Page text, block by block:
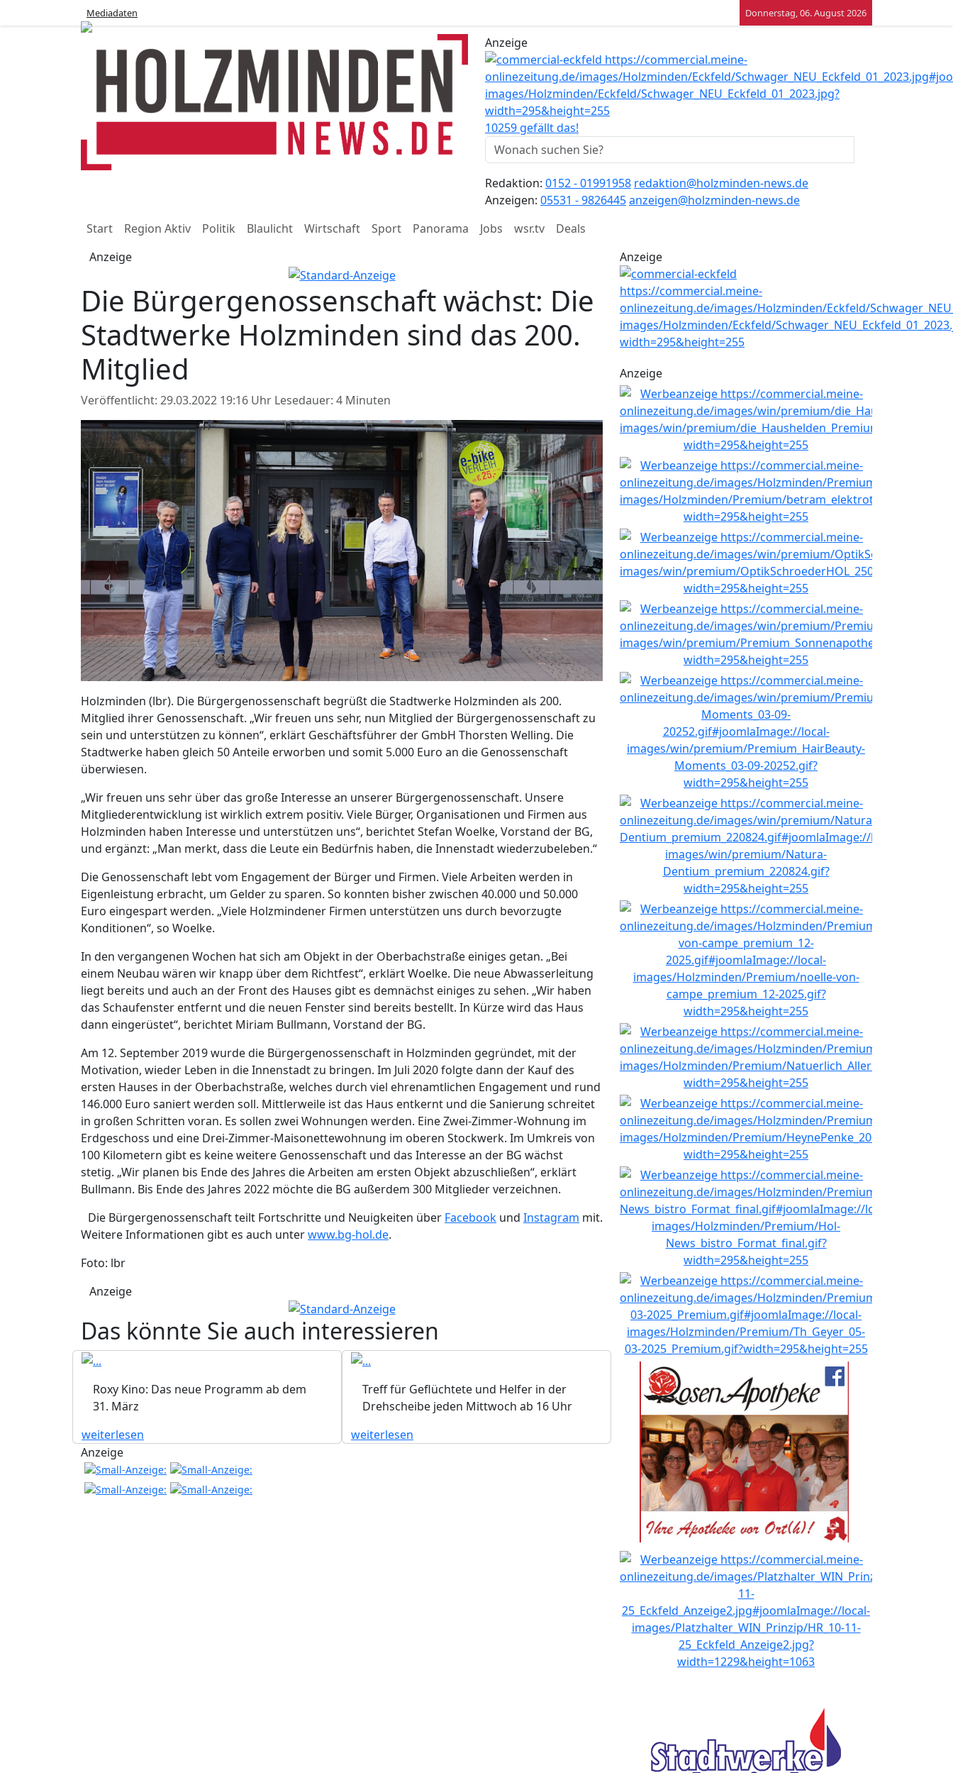
Donnerstag, 06. August 2026
Mediadaten
Anzeige
Anzeige
10259 gefällt das!
Redaktion: 0152 - 01991958 redaktion@holzminden-news.de
Anzeigen: 05531 - 9826445anzeigen@holzminden-news.de
Start
Region Aktiv Politik Blaulicht Wirtschaft Sport Panorama Jobs wsr.tv
Deals
Anzeige
Die Bürgergenossenschaft wächst: Die
Stadtwerke Holzminden sind das 200.
Mitglied
Veröffentlicht: 29.03.2022 19:16 Uhr Lesedauer: 4 Minuten
Holzminden (lbr). Die Bürgergenossenschaft begrüßt die Stadtwerke Holzminden als 200.
Mitglied ihrer Genossenschaft. „Wir freuen uns sehr, nun Mitglied der Bürgergenossenschaft zu
sein und unterstützen zu können“, erklärt Geschäftsführer der GmbH Thorsten Welling. Die
Stadtwerke haben gleich 50 Anteile erworben und somit 5.000 Euro an die Genossenschaft
überwiesen.
„Wir freuen uns sehr über das große Interesse an unserer Bürgergenossenschaft. Unsere
Mitgliederentwicklung ist wirklich extrem positiv. Viele Bürger, Organisationen und Firmen aus
Holzminden haben Interesse und unterstützen uns“, berichtet Stefan Woelke, Vorstand der BG,
und ergänzt: „Man merkt, dass die Leute ein Bedürfnis haben, die Innenstadt wiederzubeleben.“
Die Genossenschaft lebt vom Engagement der Bürger und Firmen. Viele Arbeiten werden in
Eigenleistung erbracht, um Gelder zu sparen. So konnten bisher zwischen 40.000 und 50.000
Euro eingespart werden. „Viele Holzmindener Firmen unterstützen uns durch bevorzugte
Konditionen“, so Woelke.
In den vergangenen Wochen hat sich am Objekt in der Oberbachstraße einiges getan. „Bei
einem Neubau wären wir knapp über dem Richtfest“, erklärt Woelke. Die neue Abwasserleitung
liegt bereits und auch an der Front des Hauses gibt es demnächst einiges zu sehen. „Wir haben
das Schaufenster entfernt und die neuen Fenster sind bereits bestellt. In Kürze wird das Haus
dann eingerüstet“, berichtet Miriam Bullmann, Vorstand der BG.
Am 12. September 2019 wurde die Bürgergenossenschaft in Holzminden gegründet, mit der
Motivation, wieder Leben in die Innenstadt zu bringen. Im Juli 2020 folgte dann der Kauf des
ersten Hauses in der Oberbachstraße, welches durch viel ehrenamtlichen Engagement und rund
146.000 Euro saniert werden soll. Mittlerweile ist das Haus entkernt und die Sanierung schreitet
in großen Schritten voran. Es sollen zwei Wohnungen werden. Eine Zwei-Zimmer-Wohnung im
Erdgeschoss und eine Drei-Zimmer-Maisonettewohnung im oberen Stockwerk. Im Umkreis von
100 Kilometern gibt es keine weitere Genossenschaft und das Interesse an der BG wächst
stetig. „Wir planen bis Ende des Jahres die Arbeiten am ersten Objekt abzuschließen“, erklärt
Bullmann. Bis Ende des Jahres 2022 möchte die BG außerdem 300 Mitglieder verzeichnen.
Die Bürgergenossenschaft teilt Fortschritte und Neuigkeiten über Facebook und Instagram mit.
Weitere Informationen gibt es auch unterwww.bg-hol.de.
Foto: lbr
Anzeige
Das könnte Sie auch interessieren
Roxy Kino: Das neue Programm ab dem
31. März
weiterlesen
Treff für Geflüchtete und Helfer in der
Drehscheibe jeden Mittwoch ab 16 Uhr
weiterlesen
Anzeige
Anzeige
Anzeige